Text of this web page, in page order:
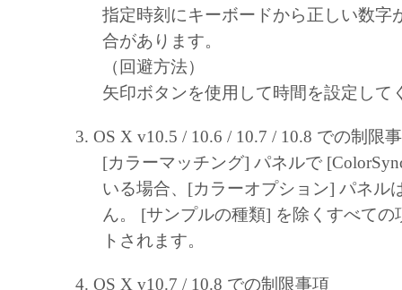
指定時刻にキーボードから正しい数字
合があります。
（回避方法）
矢印ボタンを使用して時間を設定して
OS X v10.5 / 10.6 / 10.7 / 10.8 での制限
[カラーマッチング] パネルで
いる場合、[カラーオプション] パネル
ん。 [サンプルの種類] を除くすべての
トされます。
OS X v10.7 / 10.8 での制限事項